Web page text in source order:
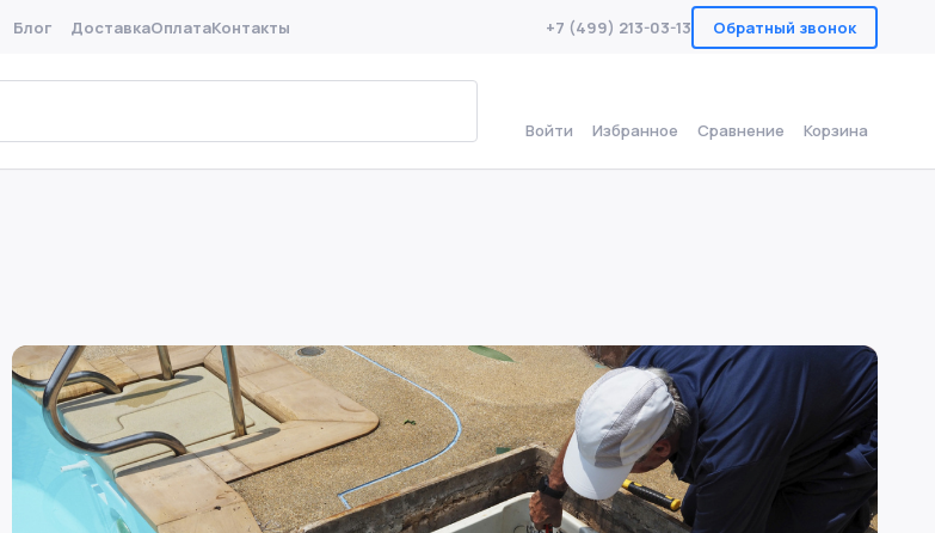
Блог ДоставкаОплатаКонтакты +7 (499) 213-03-13 Обратный звонок
Войти Избранное Сравнение Корзина